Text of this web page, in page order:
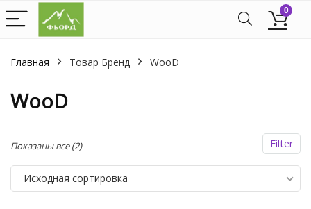
0
Главная Товар Бренд WooD
WooD
Filter
Показаны все (2)
Исходная сортировка